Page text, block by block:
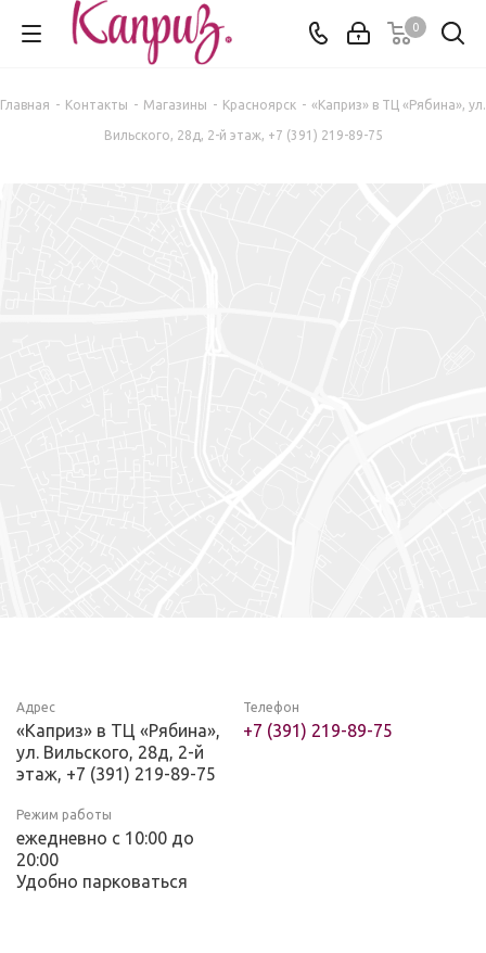
0
Главная - Контакты - Магазины - Красноярск - «Каприз» в ТЦ «Рябина», ул.
Вильского, 28д, 2-й этаж, +7 (391) 219-89-75
Адрес
«Каприз» в ТЦ «Рябина»,
ул. Вильского, 28д, 2-й
этаж, +7 (391) 219-89-75
Телефон
+7 (391) 219-89-75
Режим работы
ежедневно с 10:00 до
20:00
Удобно парковаться